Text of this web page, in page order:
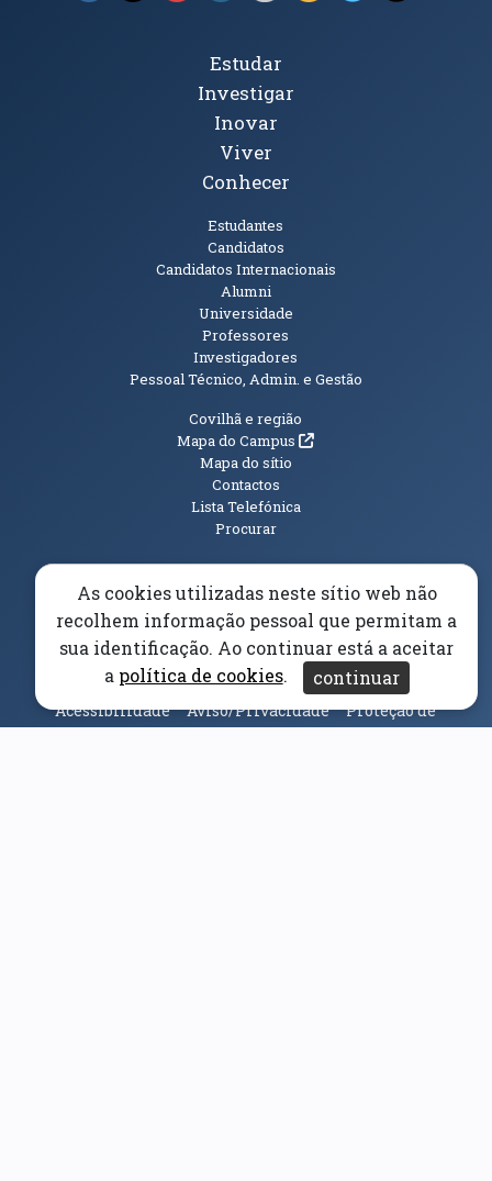
Tópicos Principais
Estudar
Investigar
Inovar
Viver
Conhecer
Estudantes
Candidatos
Candidatos Internacionais
Alumni
Universidade
Professores
Investigadores
Pessoal Técnico, Admin. e Gestão
Informações Adicionais
Covilhã e região
Mapa do Campus(abre em nova janela)
Mapa do sítio
Contactos
Lista Telefónica
Procurar
Elogios, Sugestões e Reclamações Livro Amarelo
Canal Denúncia(abre em nova janela)
Acessibilidade Aviso/Privacidade
Proteção de
Dados
As cookies utilizadas neste sítio web não
recolhem informação pessoal que permitam a
sua identificação. Ao continuar está a aceitar
a política de cookies. continuar